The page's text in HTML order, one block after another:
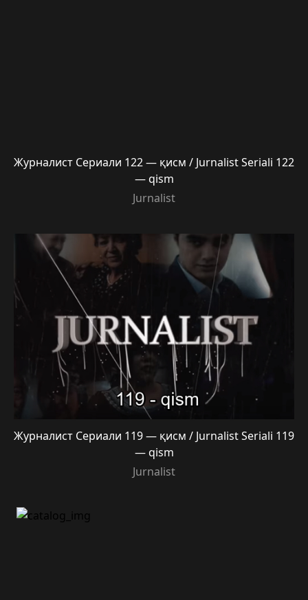
Журналист Сериали 122 — қисм / Jurnalist Seriali 122
— qism
Jurnalist
Журналист Сериали 119 — қисм / Jurnalist Seriali 119
— qism
Jurnalist